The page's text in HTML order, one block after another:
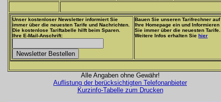
Unser kostenloser Newsletter informiert Sie
immer über die neuesten Tarife und Nachrichten.
Die kostenlose Tariftabelle hilft beim Sparen.
Ihre E-Mail-Anschrift:
Bauen Sie unseren Tarifrechner auf
Ihre Homepage ein und Informieren
Sie immer über die neuesten Tarife.
Weitere Infos erhalten Sie hier
Alle Angaben ohne Gewähr!
Auflistung der berücksichtigten Telefonanbieter
Kurzinfo-Tabelle zum Drucken